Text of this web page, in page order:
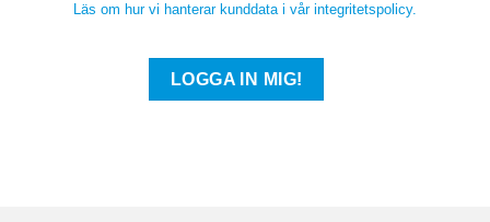
Läs om hur vi hanterar kunddata i vår integritetspolicy.